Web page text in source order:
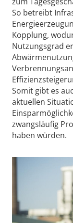
So betreibt
Kopplung,
Nutzungsgrad
Somit gibt es
aktuellen
zwangsläufig
haben würden.